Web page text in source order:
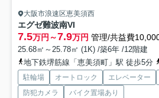
大阪市浪速区恵美須西
エグゼ難波南VI
7.5万円～7.9万円 管理/共益費
25.68㎡～25.78㎡ (1K) /築6年 /12階建
地下鉄堺筋線「恵美須町」駅 徒歩5分
駐輪場 オートロック エレベーター
防犯カメラ
バイク置場あり